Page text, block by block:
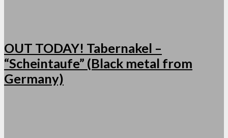
OUT TODAY! Tabernakel –
“Scheintaufe” (Black metal from
Germany)